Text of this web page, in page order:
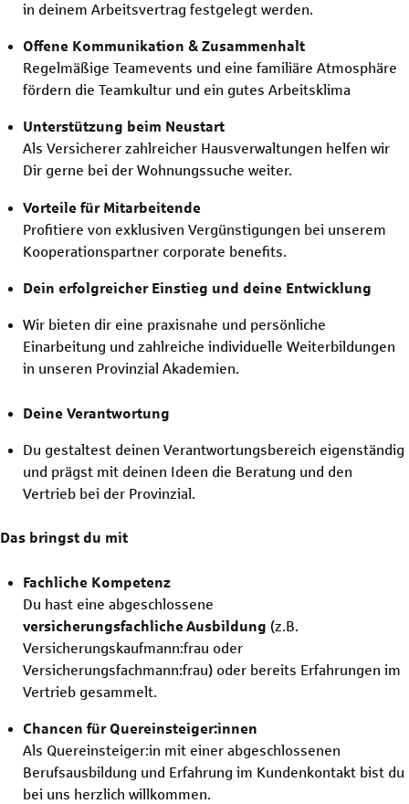
in deinem Arbeitsvertrag festgelegt werden.
Offene Kommunikation & Zusammenhalt
Regelmäßige Teamevents und eine familiäre Atmosphäre
fördern die Teamkultur und ein gutes Arbeitsklima
Unterstützung beim Neustart
Als Versicherer zahlreicher Hausverwaltungen helfen wir
Dir gerne bei der Wohnungssuche weiter.
Vorteile für Mitarbeitende
Profitiere von exklusiven Vergünstigungen bei unserem
Kooperationspartner corporate benefits.
Dein erfolgreicher Einstieg und deine Entwicklung
Wir bieten dir eine praxisnahe und persönliche
Einarbeitung und zahlreiche individuelle Weiterbildungen
in unseren Provinzial Akademien.
Deine Verantwortung
Du gestaltest deinen Verantwortungsbereich eigenständig
und prägst mit deinen Ideen die Beratung und den
Vertrieb bei der Provinzial.
Das bringst du mit
Fachliche Kompetenz
Du hast eine abgeschlossene
versicherungsfachliche Ausbildung (z.B.
Versicherungskaufmann:frau oder
Versicherungsfachmann:frau) oder bereits Erfahrungen im
Vertrieb gesammelt.
Chancen für Quereinsteiger:innen
Als Quereinsteiger:in mit einer abgeschlossenen
Berufsausbildung und Erfahrung im Kundenkontakt bist du
bei uns herzlich willkommen.